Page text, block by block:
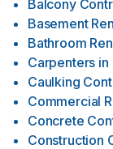
Balcony
Basement
Bathroom
Carpenters in
Caulking
Commercial
Concrete
Construction